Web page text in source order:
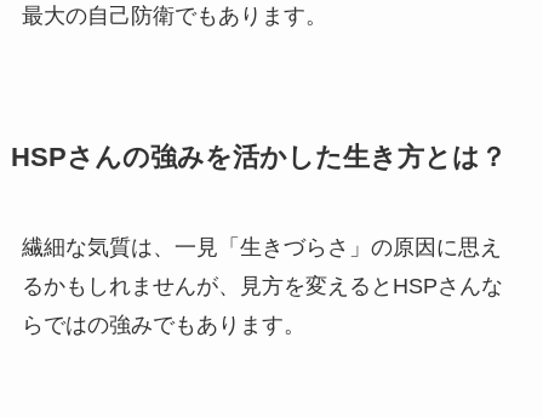
最大の自己防衛でもあります。
HSPさんの強みを活かした生き方とは？
繊細な気質は、一見「生きづらさ」の原因に思え
るかもしれませんが、見方を変えるとHSPさんな
らではの強みでもあります。